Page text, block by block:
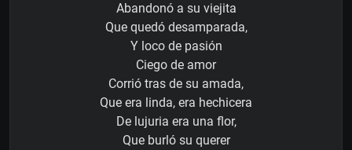
Abandonó a su viejita
Que quedó desamparada,
Y loco de pasión
Ciego de amor
Corrió tras de su amada,
Que era linda, era hechicera
De lujuria era una flor,
Que burló su querer